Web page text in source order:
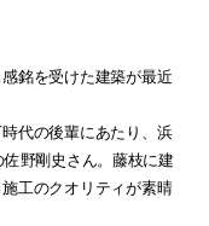
銘を受けた建築が最近
代の後輩にあたり、浜
佐野剛史さん。藤枝に建
工のクオリティが素晴